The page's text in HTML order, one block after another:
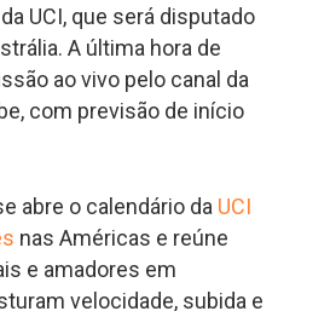
UCI, que será disputado
A última hora de
ao vivo pelo canal da
com previsão de início
abre o calendário da UCI
nas Américas e reúne
e amadores em
velocidade, subida e